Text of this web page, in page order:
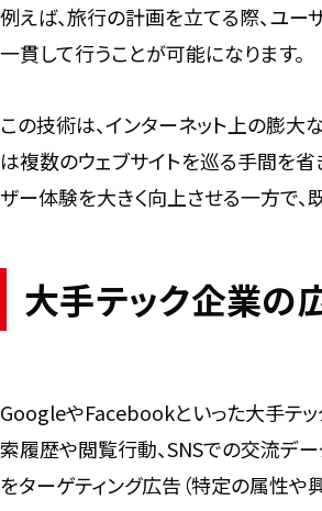
例えば、旅行の計画を立てる際、ユ
一貫して行うことが可能になります。
この技術は、インターネット上の膨大
は複数のウェブサイトを巡る手間を省
ザー体験を大きく向上させる一方で
大手テック企業の
GoogleやFacebookといった大手テッ
索履歴や閲覧行動、SNSでの交流デ
をターゲティング広告（特定の属性や